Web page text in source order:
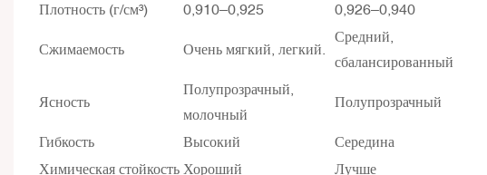
Плотность (г/см³)
0,910–0,925 0,926–0,940
Сжимаемость Очень мягкий, легкий.
Средний,
сбалансированный
Ясность
Полупрозрачный,
молочный
Полупрозрачный
Гибкость Высокий Середина
Химическая стойкость Хороший Лучше